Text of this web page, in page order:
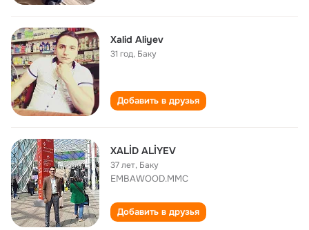
Xalid Aliyev
31 год, Баку
Добавить в друзья
XALİD ALİYEV
37 лет, Баку
EMBAWOOD.MMC
Добавить в друзья